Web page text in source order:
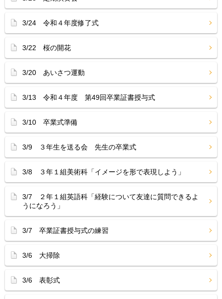
3/24 令和４年度修了式
3/22 桜の開花
3/20 あいさつ運動
3/13 令和４年度 第49回卒業証書授与式
3/10 卒業式準備
3/9 ３年生を送る会 先生の卒業式
3/8 ３年１組美術科「イメージを形で表現しよう」
3/7 ２年１組英語科「経験について友達に質問できるよ
うになろう」
3/7 卒業証書授与式の練習
3/6 大掃除
3/6 表彰式